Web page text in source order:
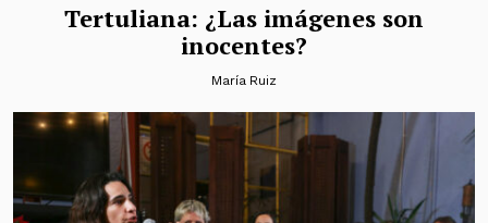
Tertuliana: ¿Las imágenes son
inocentes?
María Ruiz